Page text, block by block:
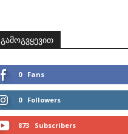
გამოგვყევით
0 Fans
0 Followers
873 Subscribers